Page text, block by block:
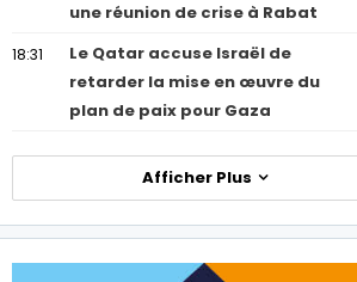
une réunion de crise à Rabat
18:31
Le Qatar accuse Israël de
retarder la mise en œuvre du
plan de paix pour Gaza
Afficher Plus